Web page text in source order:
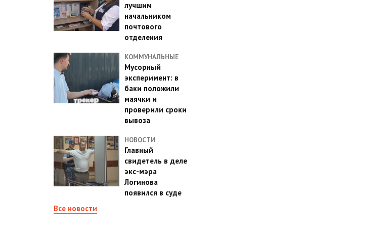
лучшим
начальником
почтового
отделения
КОММУНАЛЬНЫЕ
Мусорный
эксперимент: в
баки положили
маячки и
проверили сроки
вывоза
НОВОСТИ
Главный
свидетель в деле
экс-мэра
Логинова
появился в суде
Все новости